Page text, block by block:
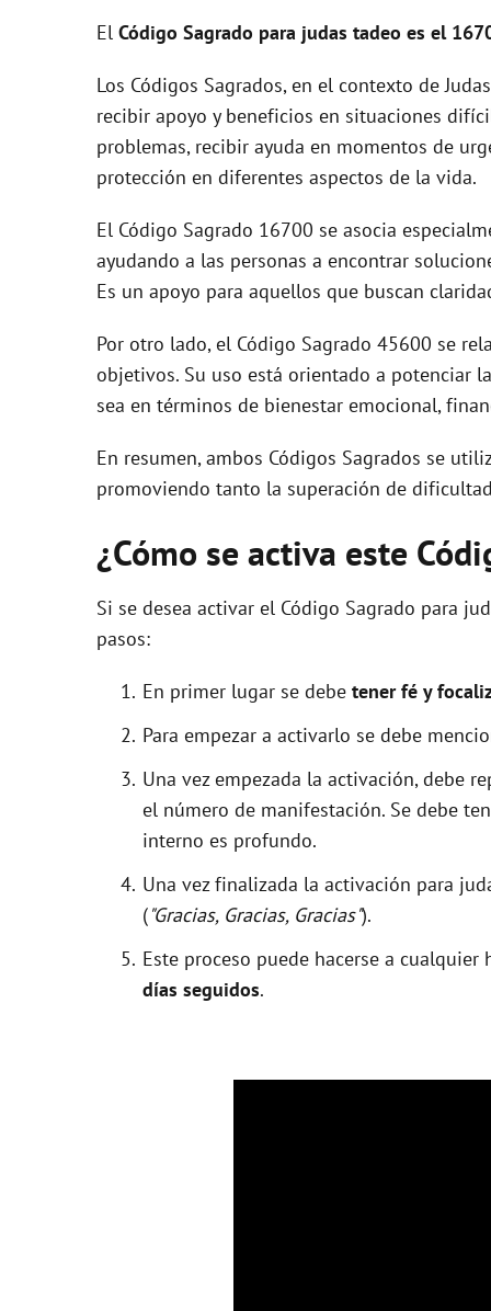
i
d
e
El Código Sagrado para judas tadeo es el
Los Códigos Sagrados, en el contexto de
recibir apoyo y beneficios en situaciones
problemas, recibir ayuda en momentos de
protección en diferentes aspectos de la vida.
El Código Sagrado 16700 se asocia
ayudando a las personas a encontrar
Es un apoyo para aquellos que buscan
Por otro lado, el Código Sagrado 45600 se
objetivos. Su uso está orientado a potenciar
sea en términos de bienestar emocional,
En resumen, ambos Códigos Sagrados se
promoviendo tanto la superación de
¿Cómo se activa este
Si se desea activar el Código Sagrado para
pasos:
En primer lugar se debe tener fé y
Para empezar a activarlo se debe
Una vez empezada la activación, debe
el número de manifestación. Se debe
interno es profundo.
Una vez finalizada la activación para
("Gracias, Gracias, Gracias").
Este proceso puede hacerse a
días seguidos.